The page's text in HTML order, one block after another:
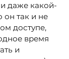
даже какой-
он так и не
доступе,
время
и